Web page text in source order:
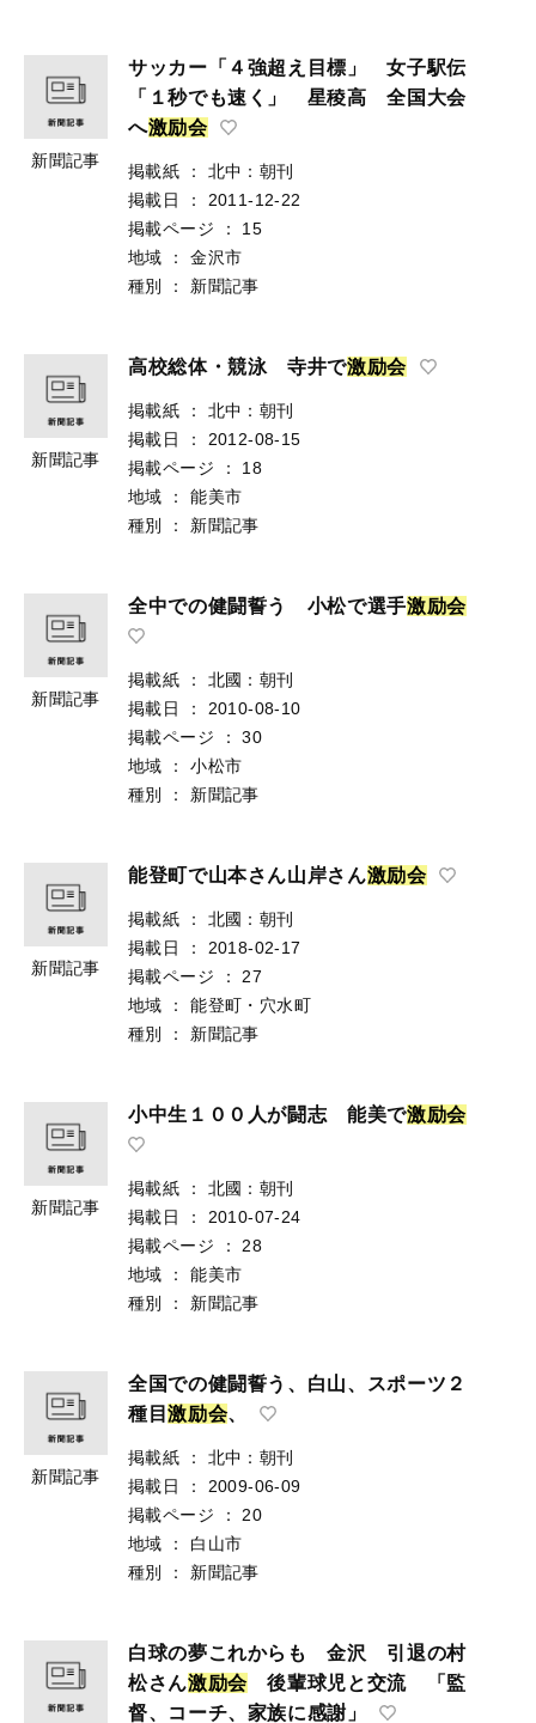
新聞記事
サッカー「４強超え目標」 女子駅伝
「１秒でも速く」 星稜高 全国大会
へ激励会
掲載紙 ：
北中：朝刊
掲載日
：
2011-12-22
掲載ページ
：
15
地域
：
金沢市
種別
： 新聞記事
新聞記事
高校総体・競泳 寺井で激励会
掲載紙 ：
北中：朝刊
掲載日
：
2012-08-15
掲載ページ
：
18
地域
：
能美市
種別
： 新聞記事
新聞記事
全中での健闘誓う 小松で選手激励会
掲載紙 ：
北國：朝刊
掲載日
：
2010-08-10
掲載ページ
：
30
地域
：
小松市
種別
： 新聞記事
新聞記事
能登町で山本さん山岸さん激励会
掲載紙 ：
北國：朝刊
掲載日
：
2018-02-17
掲載ページ
：
27
地域
：
能登町・穴水町
種別
： 新聞記事
新聞記事
小中生１００人が闘志 能美で激励会
掲載紙 ：
北國：朝刊
掲載日
：
2010-07-24
掲載ページ
：
28
地域
：
能美市
種別
： 新聞記事
新聞記事
全国での健闘誓う、白山、スポーツ２
種目激励会、
掲載紙 ：
北中：朝刊
掲載日
：
2009-06-09
掲載ページ
：
20
地域
：
白山市
種別
： 新聞記事
白球の夢これからも 金沢 引退の村
松さん激励会後輩球児と交流 「監
督、コーチ、家族に感謝」